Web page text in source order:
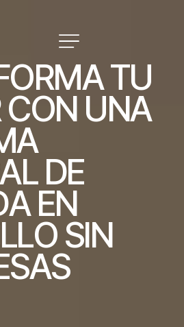
ORMATU
CON UNA
A
AL DE
A EN
LLO SIN
SAS